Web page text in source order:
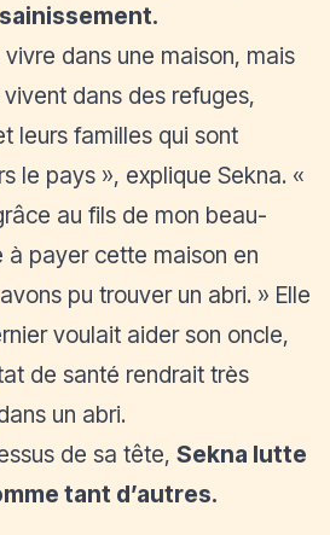
dans une maison, mais
dans des refuges,
leurs familles qui sont
le pays », explique Sekna. «
au fils de mon beau-
à payer cette maison en
pu trouver un abri. » Elle
voulait aider son oncle,
de santé rendrait très
un abri.
de sa tête, Sekna lutte
tant d’autres.